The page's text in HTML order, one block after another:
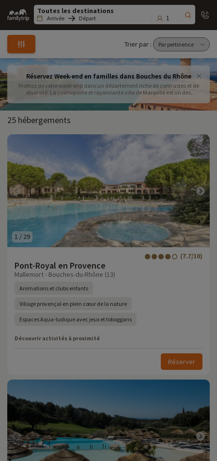
Family
trip
Arrivée Départ 1
Trier par :
Réservez Week-end en familles dans Bouches du Rhône
Profitez de votre week-end dans un département riche de contrastes et de
diversité. La cosmopolite et rayonnante ville de Marseille est un des
naturels de Camargue , les villages pittoresques du Luberon ou les
calanques escarpées !
25 hébergements
1 / 29
Pont-Royal en Provence
(7.7/10)
Mallemort - Bouches-du-Rhône (13)
Animations et clubs enfants
Village provençal en plein cœur de la nature
Espaces Aqua-ludique avec jeux et toboggans
Découvrir activités à proximité
Réserver